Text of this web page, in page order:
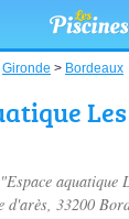
Gironde > Bordeaux
d'arès, 33200